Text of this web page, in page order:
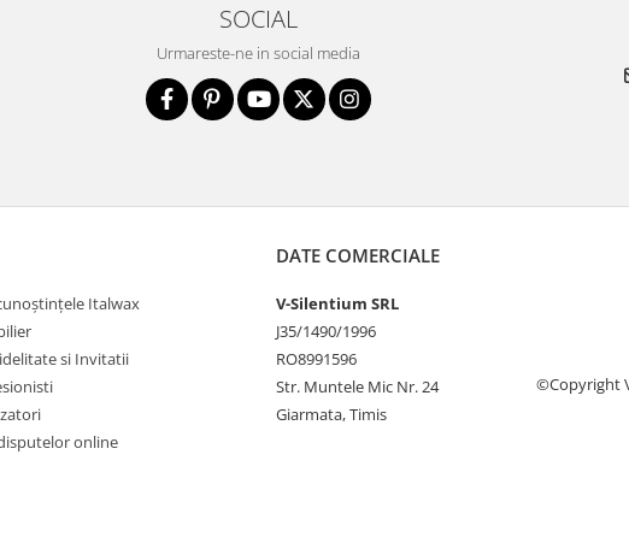
SOCIAL
Urmareste-ne in social media
Italwax
si Invitatii
online
DATE COMERCIALE
V-Silentium SRL
J35/1490/1996
RO8991596
Str. Muntele Mic Nr. 24
Giarmata, Timis
©Copyright